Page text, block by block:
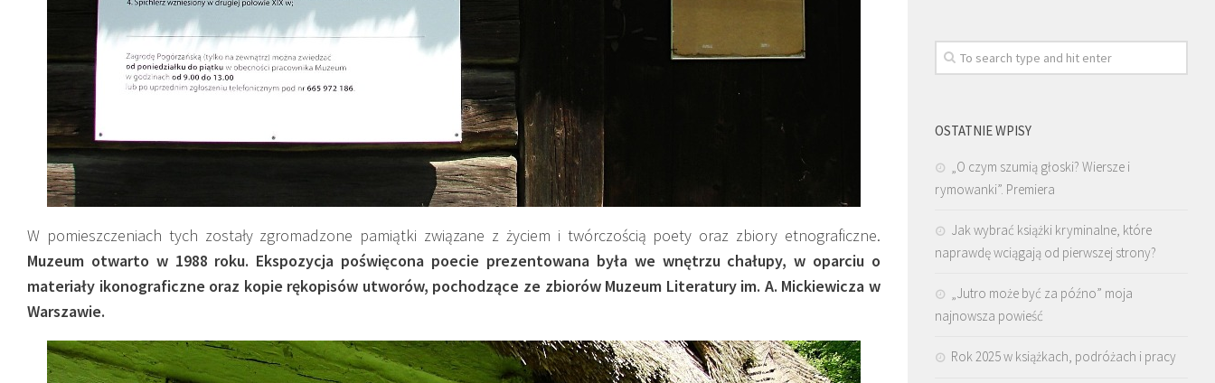
W pomieszczeniach tych zostały zgromadzone pamiątki związane z życiem i twórczością poety oraz zbiory etnograficzne.
Muzeum otwarto w 1988 roku. Ekspozycja poświęcona poecie prezentowana była we wnętrzu chałupy, w oparciu o
materiały ikonograficzne oraz kopie rękopisów utworów, pochodzące ze zbiorów Muzeum Literatury im. A. Mickiewicza w
Warszawie.
OSTATNIE WPISY
„O czym szumią głoski? Wiersze i
rymowanki”. Premiera
Jak wybrać książki kryminalne, które
naprawdę wciągają od pierwszej strony?
„Jutro może być za późno” moja
najnowsza powieść
Rok 2025 w książkach, podróżach i pracy